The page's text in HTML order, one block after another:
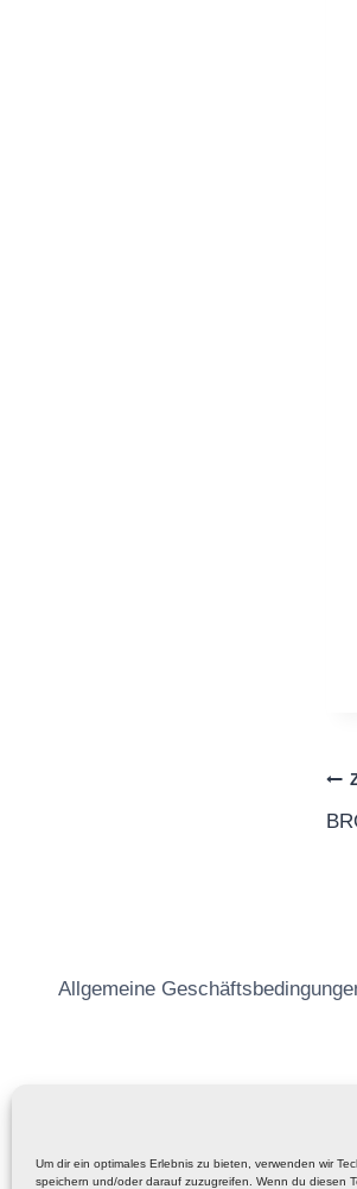
Um dir ein optimales Erlebnis zu bieten, verwenden wir
speichern und/oder darauf zuzugreifen. Wenn du diesen
Allgemeine